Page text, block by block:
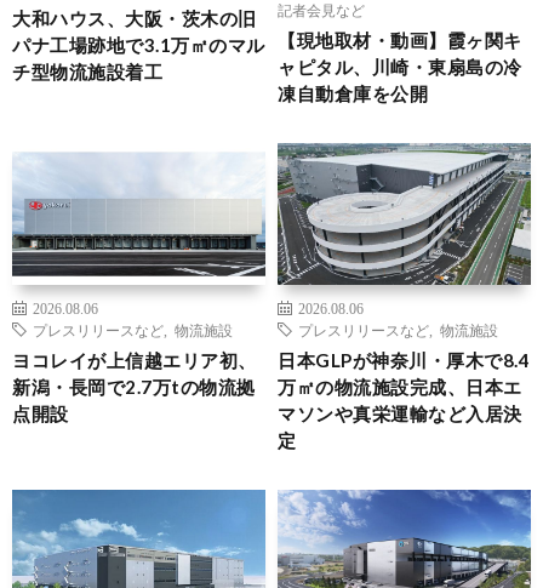
大和ハウス、大阪・茨木の旧
パナ工場跡地で3.1万㎡のマル
チ型物流施設着工
記者会見など
【現地取材・動画】霞ヶ関キ
ャピタル、川崎・東扇島の冷
凍自動倉庫を公開
2026.08.06
プレスリリースなど
物流施設
ヨコレイが上信越エリア初、
新潟・長岡で2.7万tの物流拠
点開設
2026.08.06
プレスリリースなど
物流施設
日本GLPが神奈川・厚木で8.4
万㎡の物流施設完成、日本エ
マソンや真栄運輸など入居決
定